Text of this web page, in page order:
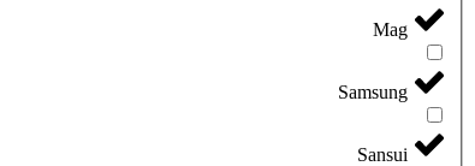
Mag
Samsung
Sansui